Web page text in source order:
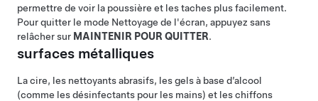
permettre de voir la poussière et les taches plus facilement.
Pour quitter le mode Nettoyage de l'écran, appuyez sans
relâcher sur MAINTENIR POUR QUITTER.
surfaces métalliques
La cire, les nettoyants abrasifs, les gels à base d’alcool
(comme les désinfectants pour les mains) et les chiffons